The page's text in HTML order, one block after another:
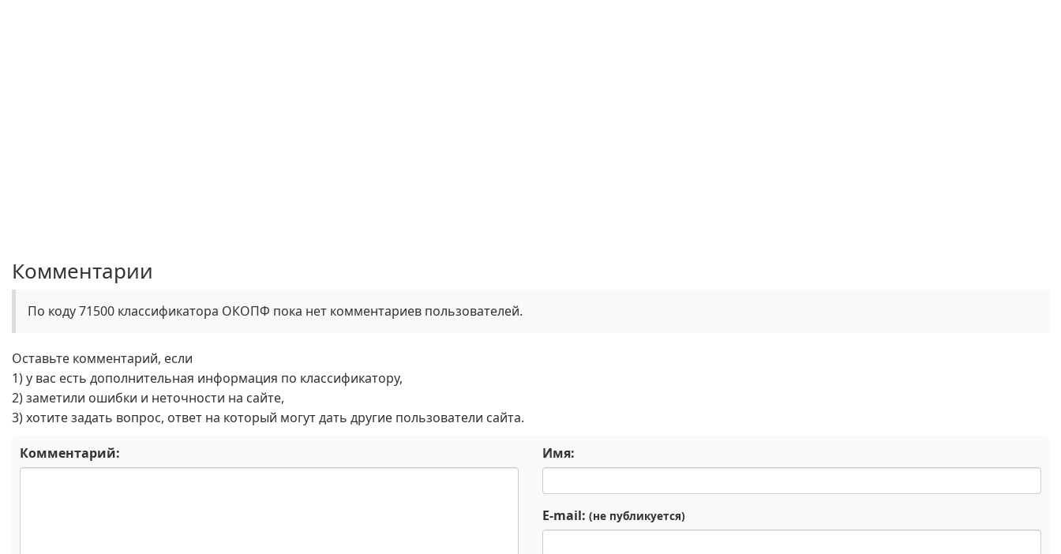
Комментарии
По коду 71500 классификатора ОКОПФ пока нет комментариев пользователей.
Оставьте комментарий, если
1) у вас есть дополнительная информация по классификатору,
2) заметили ошибки и неточности на сайте,
3) хотите задать вопрос, ответ на который могут дать другие пользователи сайта.
Комментарий: Имя:
E-mail: (не публикуется)